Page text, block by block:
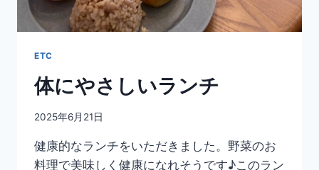
ETC
体にやさしいランチ
2025年6月21日
健康的なランチをいただきました。野菜のお
料理で美味しく健康になれそうです♪このラン